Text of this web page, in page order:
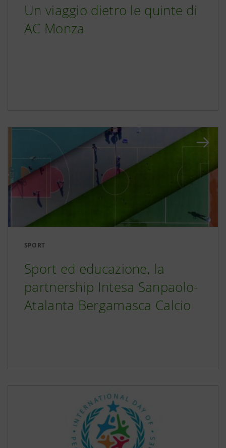
Un viaggio dietro le quinte di
AC Monza
SPORT
Sport ed educazione, la
partnership Intesa Sanpaolo-
Atalanta Bergamasca Calcio